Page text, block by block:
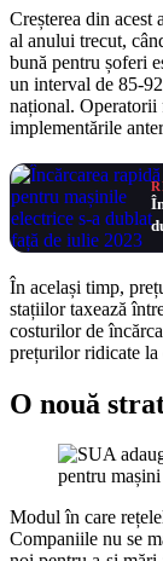
Creșterea din acest
al anului trecut,
bună pentru șoferi
un interval de 85-
național. Operatorii
implementările
În același timp,
stațiilor taxează
costurilor de
prețurilor ridicate
O nouă
Modul în care
Companiile nu se